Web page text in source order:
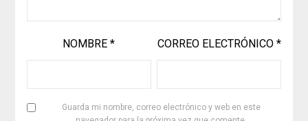
NOMBRE* CORREO ELECTRÓNICO *
Guarda mi nombre, correo electrónico y web en este